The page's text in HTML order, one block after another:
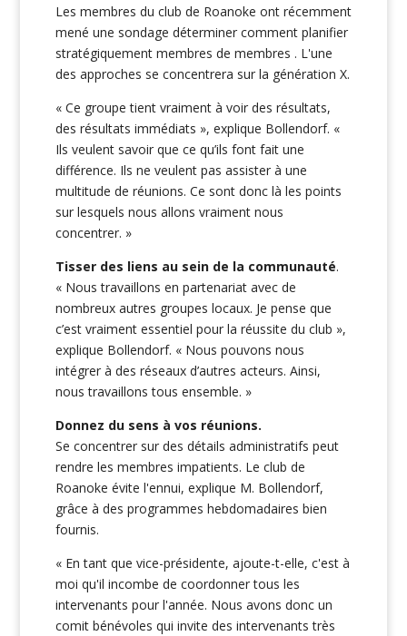
Les membres du club de Roanoke ont récemment
mené une sondage déterminer comment planifier
stratégiquement membres de membres . L'une
des approches se concentrera sur la génération X.
« Ce groupe tient vraiment à voir des résultats,
des résultats immédiats », explique Bollendorf. «
Ils veulent savoir que ce qu’ils font fait une
différence. Ils ne veulent pas assister à une
multitude de réunions. Ce sont donc là les points
sur lesquels nous allons vraiment nous
concentrer. »
Tisser des liens au sein de la communauté.
« Nous travaillons en partenariat avec de
nombreux autres groupes locaux. Je pense que
c’est vraiment essentiel pour la réussite du club »,
explique Bollendorf. « Nous pouvons nous
intégrer à des réseaux d’autres acteurs. Ainsi,
nous travaillons tous ensemble. »
Donnez du sens à vos réunions.
Se concentrer sur des détails administratifs peut
rendre les membres impatients. Le club de
Roanoke évite l'ennui, explique M. Bollendorf,
grâce à des programmes hebdomadaires bien
fournis.
« En tant que vice-présidente, ajoute-t-elle, c'est à
moi qu'il incombe de coordonner tous les
intervenants pour l'année. Nous avons donc un
comit bénévoles qui invite des intervenants très